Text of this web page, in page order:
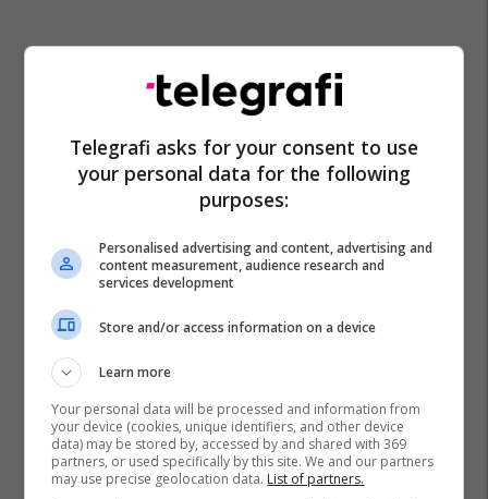
Urim Çela Alisa Maloku Big Brother Vip Kosova
Telegrafi asks for your consent to use
your personal data for the following
purposes:
Personalised advertising and content, advertising and
content measurement, audience research and
services development
Store and/or access information on a device
Learn more
Your personal data will be processed and information from
your device (cookies, unique identifiers, and other device
data) may be stored by, accessed by and shared with 369
partners, or used specifically by this site. We and our partners
may use precise geolocation data. List of partners.